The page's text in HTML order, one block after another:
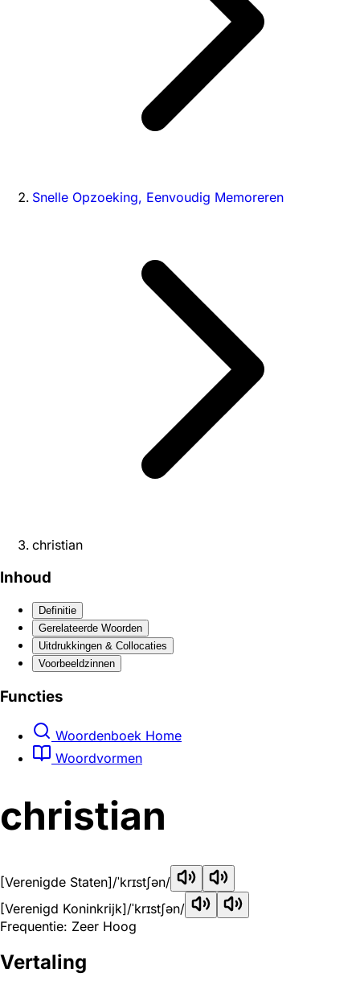
Snelle Opzoeking, Eenvoudig Memoreren
christian
Inhoud
Definitie
Gerelateerde Woorden
Uitdrukkingen & Collocaties
Voorbeeldzinnen
Functies
Woordenboek Home
Woordvormen
christian
[Verenigde Staten]/ˈkrɪstʃən/
[Verenigd Koninkrijk]/ˈkrɪstʃən/
Frequentie: Zeer Hoog
Vertaling